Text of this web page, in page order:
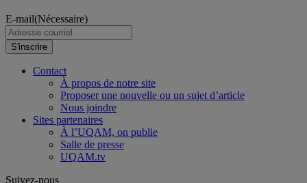
E-mail(Nécessaire)
S'inscrire
Contact
À propos de notre site
Proposer une nouvelle ou un sujet d’article
Nous joindre
Sites partenaires
À l’UQAM, on publie
Salle de presse
UQAM.tv
Suivez-nous